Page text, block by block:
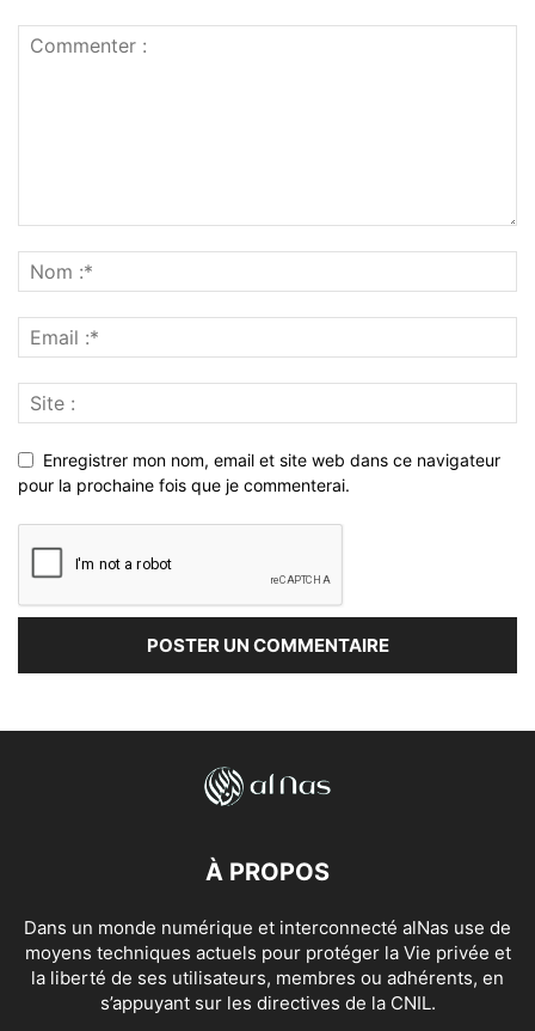
Enregistrer mon nom, email et site web dans ce navigateur
pour la prochaine fois que je commenterai.
À PROPOS
Dans un monde numérique et interconnecté alNas use de
moyens techniques actuels pour protéger la Vie privée et
la liberté de ses utilisateurs, membres ou adhérents, en
s’appuyant sur les directives de la CNIL.